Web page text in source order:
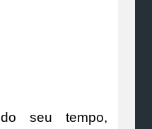
seu tempo,